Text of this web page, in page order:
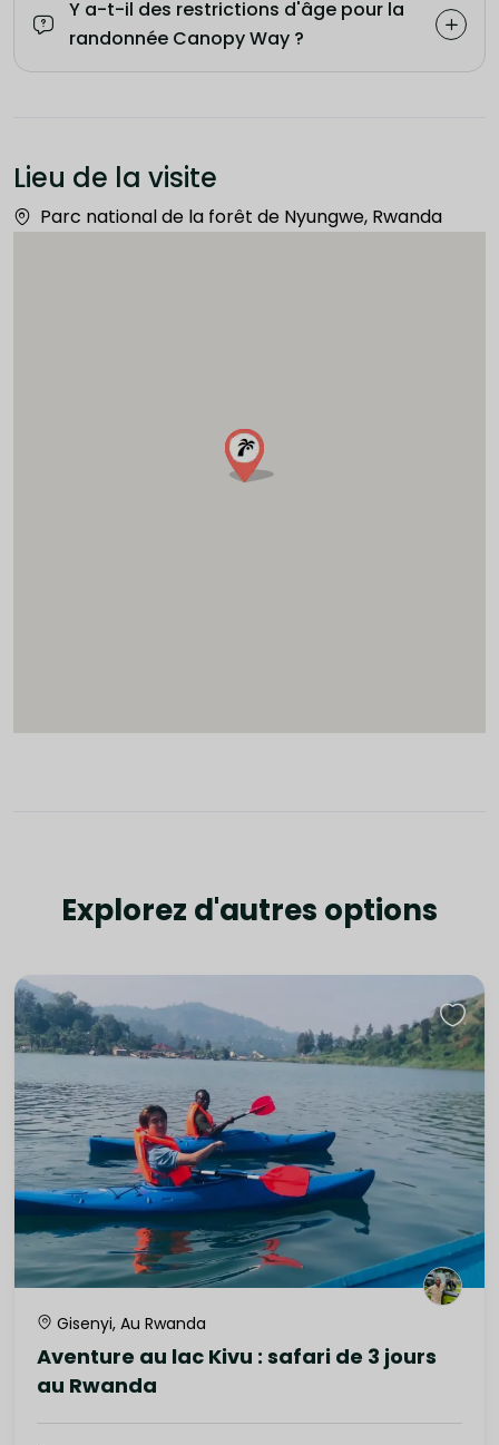
Y a-t-il des restrictions d'âge pour la
randonnée Canopy Way ?
Lieu de la visite
Parc national de la forêt de Nyungwe, Rwanda
Explorez d'autres options
Gisenyi, Au Rwanda
Aventure au lac Kivu : safari de 3 jours
au Rwanda